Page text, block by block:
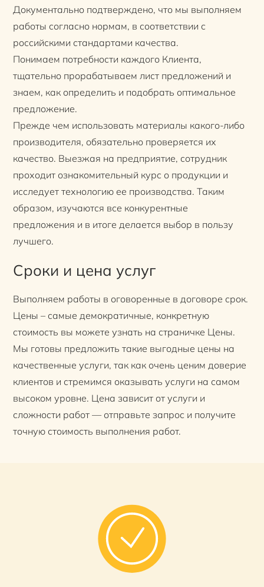
Документально подтверждено, что мы выполняем
работы согласно нормам, в соответствии с
российскими стандартами качества.
Понимаем потребности каждого Клиента,
тщательно прорабатываем лист предложений и
знаем, как определить и подобрать оптимальное
предложение.
Прежде чем использовать материалы какого-либо
производителя, обязательно проверяется их
качество. Выезжая на предприятие, сотрудник
проходит ознакомительный курс о продукции и
исследует технологию ее производства. Таким
образом, изучаются все конкурентные
предложения и в итоге делается выбор в пользу
лучшего.
Сроки и цена услуг
Выполняем работы в оговоренные в договоре срок.
Цены – самые демократичные, конкретную
стоимость вы можете узнать на страничке Цены.
Мы готовы предложить такие выгодные цены на
качественные услуги, так как очень ценим доверие
клиентов и стремимся оказывать услуги на самом
высоком уровне. Цена зависит от услуги и
сложности работ — отправьте запрос и получите
точную стоимость выполнения работ.